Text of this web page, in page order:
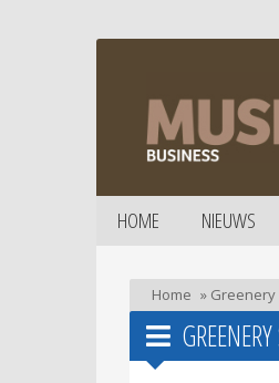
HOME NIEUWS
Home » Greenery